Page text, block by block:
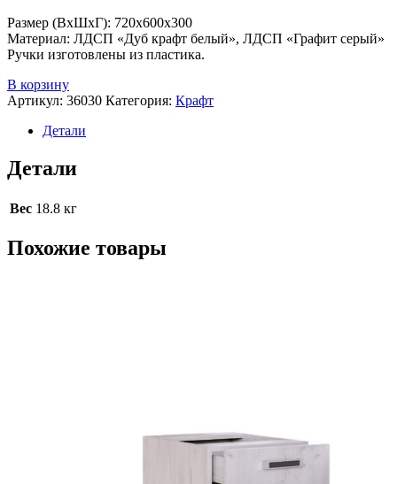
Размер (ВхШхГ): 720х600х300
Материал: ЛДСП «Дуб крафт белый», ЛДСП «Графит серый»
Ручки изготовлены из пластика.
В корзину
Артикул: 36030 Категория: Крафт
Детали
Детали
Вес 18.8 кг
Похожие товары